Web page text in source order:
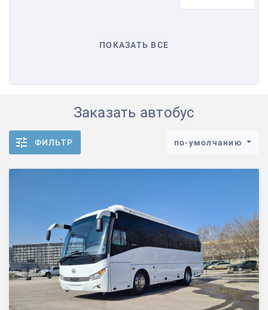
ПОКАЗАТЬ ВСЕ
Заказать автобус
ФИЛЬТР по-умолчанию